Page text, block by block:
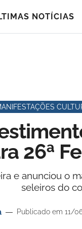
NOTÍCIAS
26ª
e anunciou o
seleiros do
Publicado em 11/